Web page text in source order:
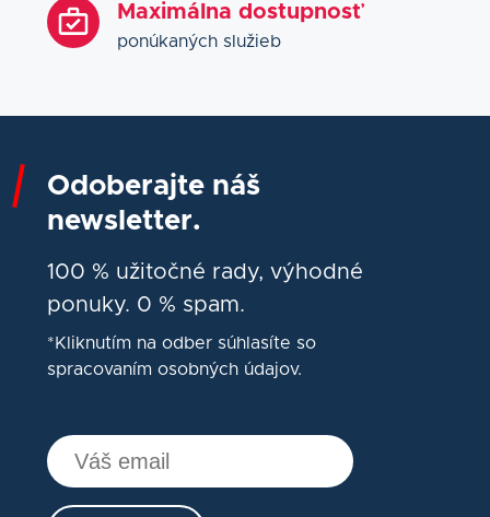
Maximálna dostupnosť
ponúkaných služieb
Odoberajte náš
newsletter.
100 % užitočné rady, výhodné
ponuky. 0 % spam.
*Kliknutím na odber súhlasíte so
spracovaním osobných údajov.